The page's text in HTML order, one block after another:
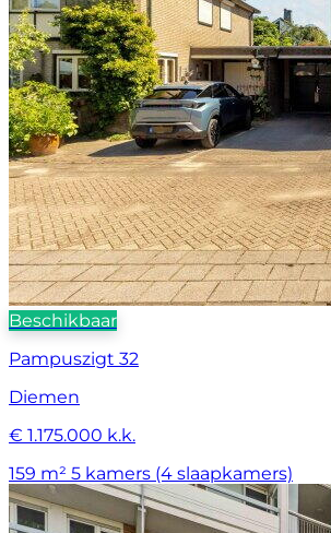
Beschikbaar
Pampuszigt 32
Diemen
€ 1.175.000 k.k.
159 m² 5 kamers (4 slaapkamers)